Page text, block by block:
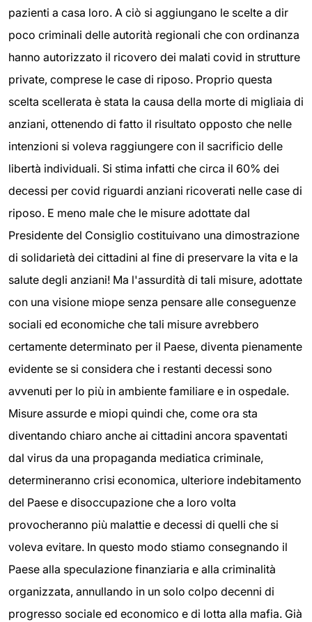
pazienti a casa loro. A ciò si aggiungano le scelte a dir
poco criminali delle autorità regionali che con ordinanza
hanno autorizzato il ricovero dei malati covid in strutture
private, comprese le case di riposo. Proprio questa
scelta scellerata è stata la causa della morte di migliaia di
anziani, ottenendo di fatto il risultato opposto che nelle
intenzioni si voleva raggiungere con il sacrificio delle
libertà individuali. Si stima infatti che circa il 60% dei
decessi per covid riguardi anziani ricoverati nelle case di
riposo. E meno male che le misure adottate dal
Presidente del Consiglio costituivano una dimostrazione
di solidarietà dei cittadini al fine di preservare la vita e la
salute degli anziani! Ma l'assurdità di tali misure, adottate
con una visione miope senza pensare alle conseguenze
sociali ed economiche che tali misure avrebbero
certamente determinato per il Paese, diventa pienamente
evidente se si considera che i restanti decessi sono
avvenuti per lo più in ambiente familiare e in ospedale.
Misure assurde e miopi quindi che, come ora sta
diventando chiaro anche ai cittadini ancora spaventati
dal virus da una propaganda mediatica criminale,
determineranno crisi economica, ulteriore indebitamento
del Paese e disoccupazione che a loro volta
provocheranno più malattie e decessi di quelli che si
voleva evitare. In questo modo stiamo consegnando il
Paese alla speculazione finanziaria e alla criminalità
organizzata, annullando in un solo colpo decenni di
progresso sociale ed economico e di lotta alla mafia. Già